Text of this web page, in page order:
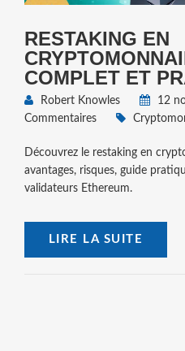
RESTAKING EN
COMPLET ET
Robert Knowles 12
Commentaires
Découvrez le restaking en
avantages, risques, guide
validateurs Ethereum.
LIRE LA SUITE